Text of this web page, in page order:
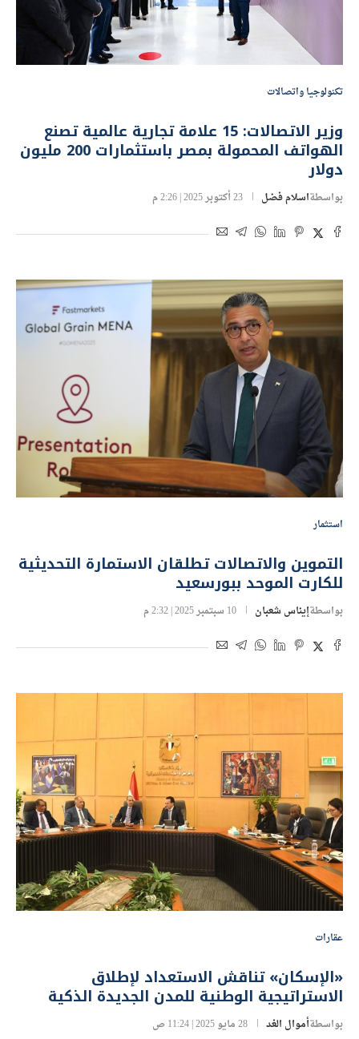
تكنولوجيا واتصالات
وزير الاتصالات: 15 علامة تجارية عالمية تصنع
الهواتف المحمولة بمصر باستثمارات 200 مليون
دولار
بواسطةاسلام فضل 23 أكتوبر 2025 | 2:26 م
استثمار
التموين والاتصالات تطلقان الاستمارة التحديثية
للكارت الموحد ببورسعيد
بواسطةإيناس شعبان 10 سبتمبر 2025 | 2:32 م
عقارات
«الإسكان» تناقش الاستعداد لإطلاق
الاستراتيجية الوطنية للمدن الجديدة الذكية
بواسطةأموال الغد 28 مايو 2025 | 11:24 ص